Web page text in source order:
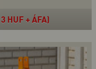
HUF + ÁFA)